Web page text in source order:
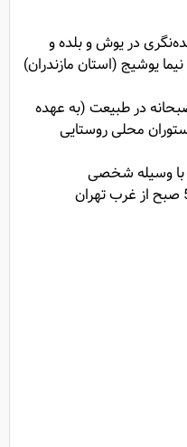
در یوش و بلده و
یوشیج (استان مازندران)
در طبیعت (به عهده
محلی روستایی
با وسیله شخصی